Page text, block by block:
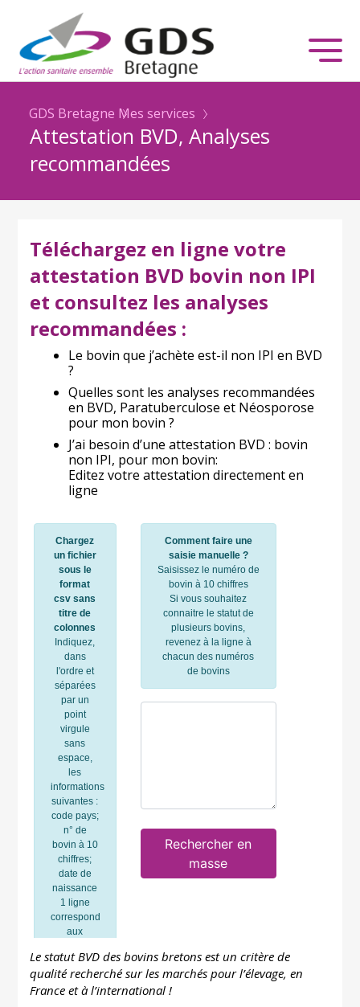
GDS Bretagne Mes services
Attestation BVD, Analyses
recommandées
Téléchargez en ligne votre
attestation BVD bovin non IPI
et consultez les analyses
recommandées :
Le bovin que j’achète est-il non IPI en BVD
?
Quelles sont les analyses recommandées
en BVD, Paratuberculose et Néosporose
pour mon bovin ?
J’ai besoin d’une attestation BVD : bovin
non IPI, pour mon bovin:
Editez votre attestation directement en
ligne
Le statut BVD des bovins bretons est un critère de
qualité recherché sur les marchés pour l’élevage, en
France et à l’international !